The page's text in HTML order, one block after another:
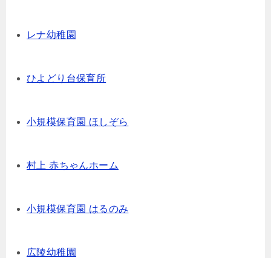
レナ幼稚園
ひよどり台保育所
小規模保育園 ほしぞら
村上 赤ちゃんホーム
小規模保育園 はるのみ
広陵幼稚園